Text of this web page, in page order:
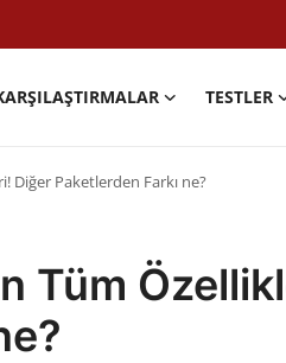
TESTLER
Diğer Paketlerden Farkı ne?
Tüm